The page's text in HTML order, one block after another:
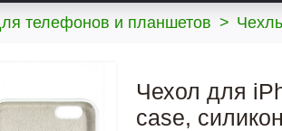
телефонов и планшетов >
Чехол для
case,